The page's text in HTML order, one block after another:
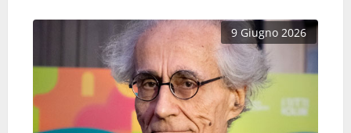
9 Giugno 2026